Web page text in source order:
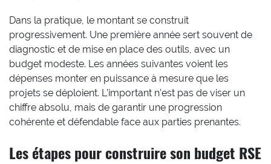
Dans la pratique, le montant se construit
progressivement. Une première année sert souvent de
diagnostic et de mise en place des outils, avec un
budget modeste. Les années suivantes voient les
dépenses monter en puissance à mesure que les
projets se déploient. L’important n’est pas de viser un
chiffre absolu, mais de garantir une progression
cohérente et défendable face aux parties prenantes.
Les étapes pour construire son budget RSE